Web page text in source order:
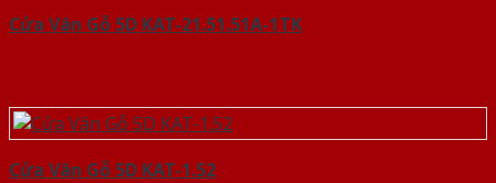
Cửa Vân Gỗ 5D KAT-21.51.51A-1TK
Cửa Vân Gỗ 5D KAT-1.52